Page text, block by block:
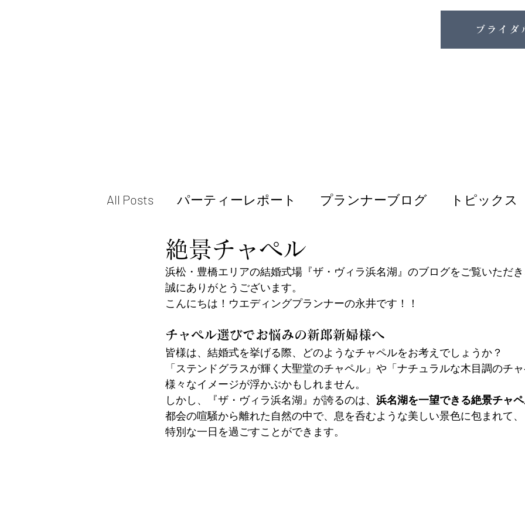
ブライダ
All Posts パーティーレポート プランナーブログ トピックス
絶景チャペル
浜松・豊橋エリアの結婚式場『ザ・ヴィラ浜名湖』のブログをご覧いただ
誠にありがとうございます。
こんにちは！ウエディングプランナーの永井です！！
チャペル選びでお悩みの新郎新婦様へ
皆様は、結婚式を挙げる際、どのようなチャペルをお考えでしょうか？
「ステンドグラスが輝く大聖堂のチャペル」や「ナチュラルな木目調のチ
様々なイメージが浮かぶかもしれません。
しかし、『ザ・ヴィラ浜名湖』が誇るのは、 浜名湖を一望できる絶景チャ
都会の喧騒から離れた自然の中で、息を呑むような美しい景色に包まれて、
特別な一日を過ごすことができます。